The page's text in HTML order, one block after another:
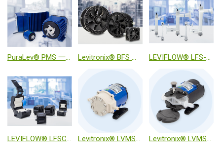
PuraLev® PMS 一次性攪拌器系統 Levitronix® BFS 防爆抗化學腐蝕磁浮風扇 LEVIFLOW® LFS-SU 超聲波高精度一次性流量傳感器
LEVIFLOW® LFSC-iX 超聲波夾管非接觸式流量傳感器 Levitronix® LVMS-i30MU 線上式黏度計 Levitronix® LVMS-i30SU 一次性線上黏度計